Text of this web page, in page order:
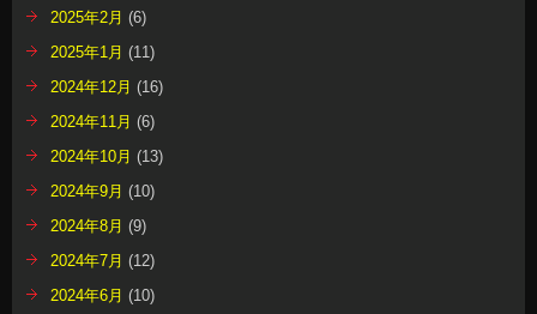
2025年2月 (6)
2025年1月 (11)
2024年12月 (16)
2024年11月 (6)
2024年10月 (13)
2024年9月 (10)
2024年8月 (9)
2024年7月 (12)
2024年6月 (10)